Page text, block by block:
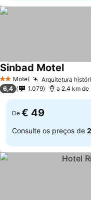
2 Estrelas
Motel Arquitetura
Sinbad Motel
6,4 1.079 a 2.4 km
De € 49
Consulte os preços de